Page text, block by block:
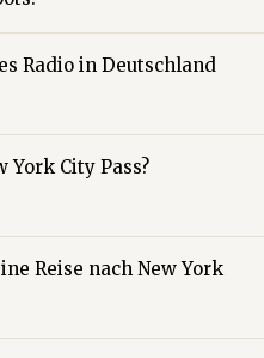
Radio in Deutschland
York City Pass?
Reise nach New York